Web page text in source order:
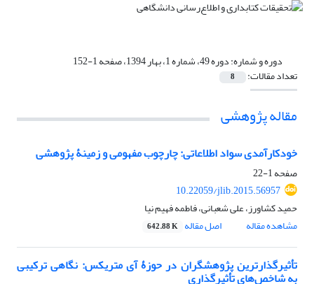
دوره و شماره:دوره 49، شماره 1، بهار 1394، صفحه 1-152
تعداد مقالات: 8
مقاله پژوهشی
خودکارآمدی سواد اطلاعاتی: چارچوب مفهومی‌ و زمینۀ پژوهشی
صفحه1-22
10.22059/jlib.2015.56957
حمید کشاورز، علی شعبانی، فاطمه فهیم نیا
مشاهده مقاله
اصل مقاله 642.88 K
تأثیرگذارترین پژوهشگران در حوزۀ آی ‌متریکس: نگاهی ترکیبی
به شاخص‌های تأثیرگذاری